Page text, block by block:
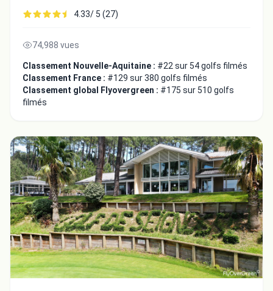
4.33/ 5 (27)
74,988 vues
Classement Nouvelle-Aquitaine : #22 sur 54 golfs filmés
Classement France : #129 sur 380 golfs filmés
Classement global Flyovergreen : #175 sur 510 golfs
filmés